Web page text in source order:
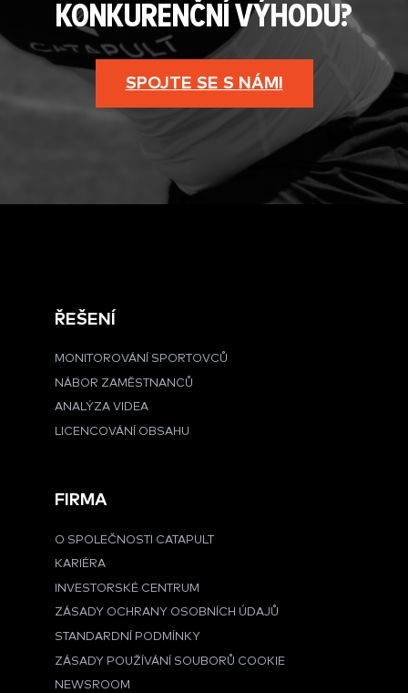
KONKURENČNÍ VÝHODU?
SPOJTE SE S NÁMI
ŘEŠENÍ
MONITOROVÁNÍ SPORTOVCŮ
NÁBOR ZAMĚSTNANCŮ
ANALÝZA VIDEA
LICENCOVÁNÍ OBSAHU
FIRMA
O SPOLEČNOSTI CATAPULT
KARIÉRA
INVESTORSKÉ CENTRUM
ZÁSADY OCHRANY OSOBNÍCH ÚDAJŮ
STANDARDNÍ PODMÍNKY
ZÁSADY POUŽÍVÁNÍ SOUBORŮ COOKIE
NEWSROOM